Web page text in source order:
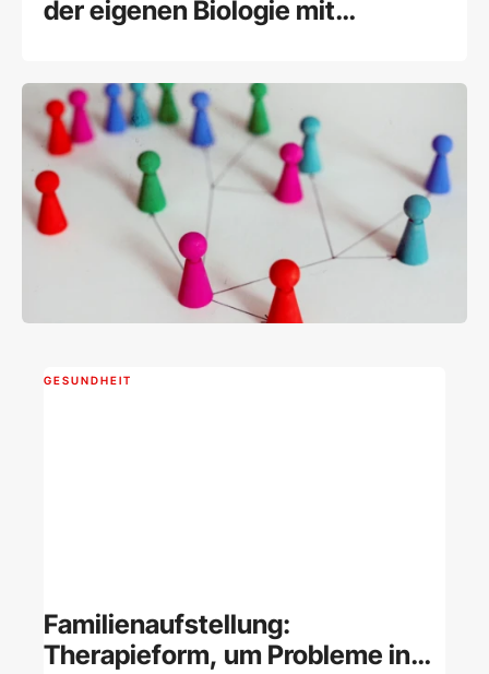
der eigenen Biologie mit
GESUNDHEIT
Familienaufstellung:
Therapieform, um Probleme in